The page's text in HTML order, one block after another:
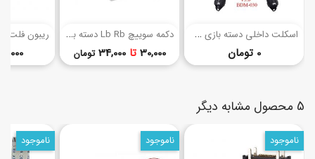
ا
سکلت داخلی دسته بازی PS5 (ورژن 1، 2، 3، 4)
قیمت 0 تومان
د
کمه سوییچ Lb Rb دسته بازی ایکس باکس 360 / ایکس باکس وان
قیمت 30,000 تا34,000 تومان 85,000
5 محصول مشابه دیگر
ناموجود ناموجود ناموجود